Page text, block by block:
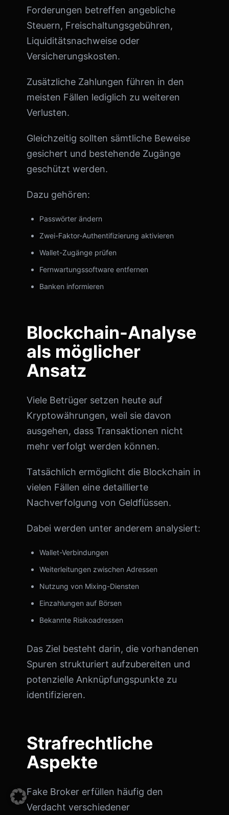
Forderungen betreffen angebliche
Steuern, Freischaltungsgebühren,
Liquiditätsnachweise oder
Versicherungskosten.
Zusätzliche Zahlungen führen in den
meisten Fällen lediglich zu weiteren
Verlusten.
Gleichzeitig sollten sämtliche Beweise
gesichert und bestehende Zugänge
geschützt werden.
Dazu gehören:
Passwörter ändern
Zwei-Faktor-Authentifizierung aktivieren
Wallet-Zugänge prüfen
Fernwartungssoftware entfernen
Banken informieren
Blockchain-Analyse
als möglicher
Ansatz
Viele Betrüger setzen heute auf
Kryptowährungen, weil sie davon
ausgehen, dass Transaktionen nicht
mehr verfolgt werden können.
Tatsächlich ermöglicht die Blockchain in
vielen Fällen eine detaillierte
Nachverfolgung von Geldflüssen.
Dabei werden unter anderem analysiert:
Wallet-Verbindungen
Weiterleitungen zwischen Adressen
Nutzung von Mixing-Diensten
Einzahlungen auf Börsen
Bekannte Risikoadressen
Das Ziel besteht darin, die vorhandenen
Spuren strukturiert aufzubereiten und
potenzielle Anknüpfungspunkte zu
identifizieren.
Strafrechtliche
Aspekte
Fake Broker erfüllen häufig den
Verdacht verschiedener